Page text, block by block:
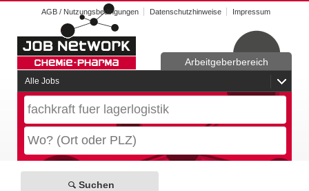
AGB / Nutzungsbedingungen Datenschutzhinweise Impressum
Alle Jobs
Arbeitgeberbereich
Suchen